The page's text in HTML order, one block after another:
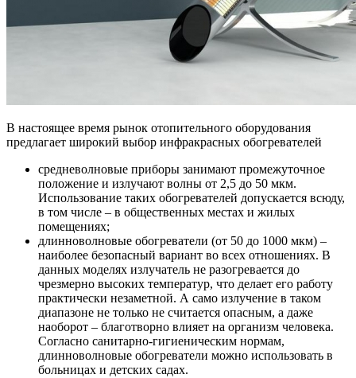
В настоящее время рынок отопительного оборудования
предлагает широкий выбор инфракрасных обогревателей
средневолновые приборы занимают промежуточное
положение и излучают волны от 2,5 до 50 мкм.
Использование таких обогревателей допускается всюду,
в том числе – в общественных местах и жилых
помещениях;
длинноволновые обогреватели (от 50 до 1000 мкм) –
наиболее безопасный вариант во всех отношениях. В
данных моделях излучатель не разогревается до
чрезмерно высоких температур, что делает его работу
практически незаметной. А само излучение в таком
диапазоне не только не считается опасным, а даже
наоборот – благотворно влияет на организм человека.
Согласно санитарно-гигиеническим нормам,
длинноволновые обогреватели можно использовать в
больницах и детских садах.